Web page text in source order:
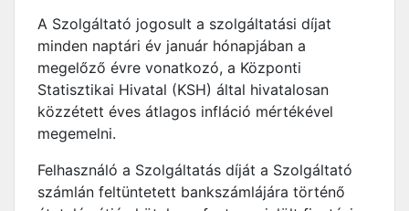
A Szolgáltató jogosult a szolgáltatási díjat
minden naptári év január hónapjában a
megelőző évre vonatkozó, a Központi
Statisztikai Hivatal (KSH) által hivatalosan
közzétett éves átlagos infláció mértékével
megemelni.
Felhasználó a Szolgáltatás díját a Szolgáltató
számlán feltüntetett bankszámlájára történő